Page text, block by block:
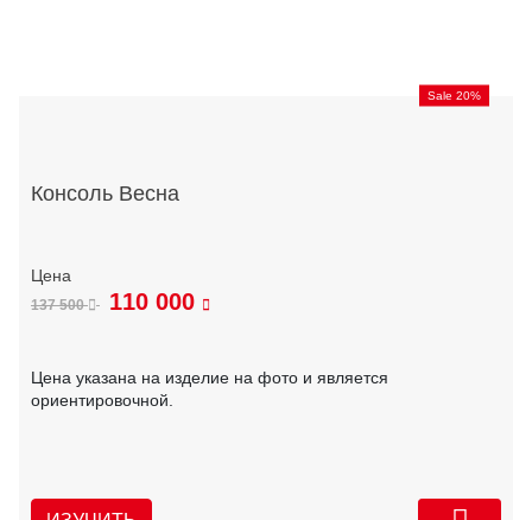
Sale 20%
Консоль Весна
137 500 110 000
Цена указана на изделие на фото и является
ориентировочной.